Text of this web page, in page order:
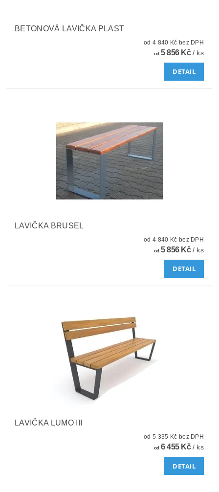
BETONOVÁ LAVIČKA PLAST
od 4 840 Kč bez DPH
od5 856 Kč/ ks
DETAIL
LAVIČKA BRUSEL
od 4 840 Kč bez DPH
od5 856 Kč/ ks
DETAIL
LAVIČKA LUMO III
od 5 335 Kč bez DPH
od6 455 Kč/ ks
DETAIL